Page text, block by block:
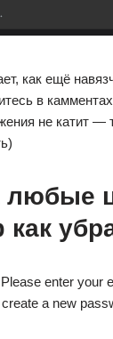
как ещё
в
не катит —
любые
enter your
a new